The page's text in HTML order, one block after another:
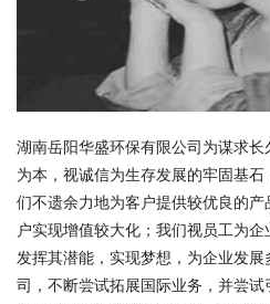
湖南岳阳华盛环保有限公司为谋求
为本，视诚信为生存发展的牢固基
们不遗余力地为客户提供较优良的
户实现增值较大化；我们视员工为
发挥其潜能，实现梦想，为企业发
司，不断尝试拓展国际业务，并尝